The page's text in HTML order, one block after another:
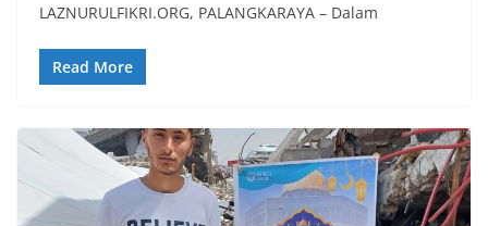
LAZNURULFIKRI.ORG, PALANGKARAYA – Dalam
Read More